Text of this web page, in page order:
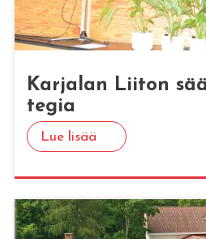
Kar­ja­lan Lii­ton
te­gia
Lue lisää